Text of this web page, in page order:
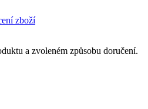
zboží
a zvoleném způsobu doručení.